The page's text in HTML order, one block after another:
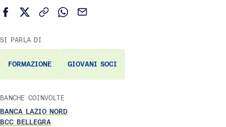
Condividi su Facebook
Condividi su X (Twitter)
Copia link
Condividi su WhatsApp
Invia via email
SI PARLA DI
FORMAZIONE GIOVANI SOCI
BANCHE COINVOLTE
BANCA LAZIO NORD
BCC BELLEGRA